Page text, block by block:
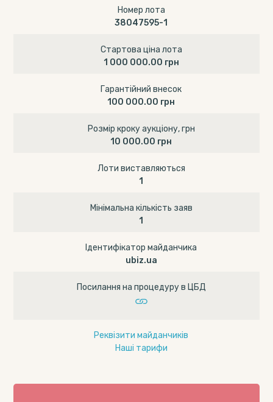
Номер лота
38047595-1
Стартова ціна лота
1 000 000.00 грн
Гарантійний внесок
100 000.00 грн
Розмір кроку аукціону, грн
10 000.00 грн
Лоти виставляються
1
Мінімальна кількість заяв
1
Ідентифікатор майданчика
ubiz.ua
Посилання на процедуру в ЦБД
Реквізити майданчиків
Наші тарифи